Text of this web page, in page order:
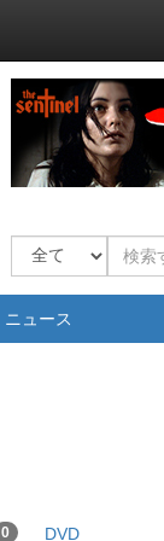
ニュース
0 DVD